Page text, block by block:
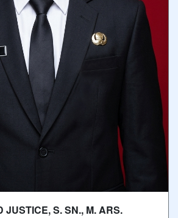
JUSTICE, S. SN., M. ARS.